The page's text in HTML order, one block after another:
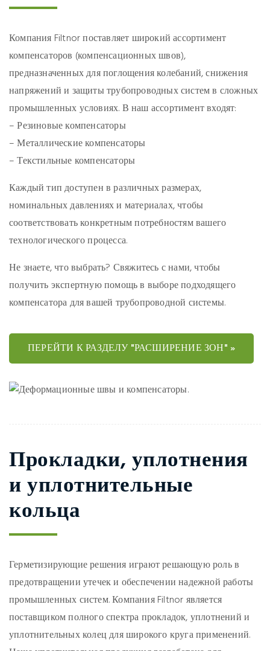
Компания Filtnor поставляет широкий ассортимент
компенсаторов (компенсационных швов),
предназначенных для поглощения колебаний, снижения
напряжений и защиты трубопроводных систем в сложных
промышленных условиях. В наш ассортимент входят:
– Резиновые компенсаторы
– Металлические компенсаторы
– Текстильные компенсаторы
Каждый тип доступен в различных размерах,
номинальных давлениях и материалах, чтобы
соответствовать конкретным потребностям вашего
технологического процесса.
Не знаете, что выбрать? Свяжитесь с нами, чтобы
получить экспертную помощь в выборе подходящего
компенсатора для вашей трубопроводной системы.
ПЕРЕЙТИ К РАЗДЕЛУ "РАСШИРЕНИЕ ЗОН" »
Прокладки, уплотнения
и уплотнительные
кольца
Герметизирующие решения играют решающую роль в
предотвращении утечек и обеспечении надежной работы
промышленных систем. Компания Filtnor является
поставщиком полного спектра прокладок, уплотнений и
уплотнительных колец для широкого круга применений.